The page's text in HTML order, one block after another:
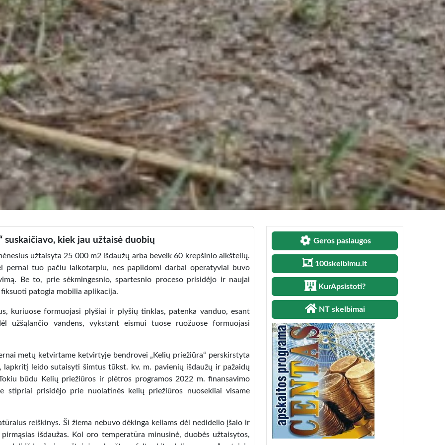
suskaičiavo, kiek jau užtaisė duobių
užtaisyta 25 000 m2 išdaužų arba beveik 60 krepšinio aikštelių.
pernai tuo pačiu laikotarpiu, nes papildomi darbai operatyviai buvo
Be to, prie sėkmingesnio, spartesnio proceso prisidėjo ir naujai
patogia mobilia aplikacija.
kuriuose formuojasi plyšiai ir plyšių tinklas, patenka vanduo, esant
užšąlančio vandens, vykstant eismui tuose ruožuose formuojasi
metų ketvirtame ketvirtyje bendrovei „Kelių priežiūra“ perskirstyta
leido sutaisyti šimtus tūkst. kv. m. pavienių išdaužų ir pažaidų
būdu Kelių priežiūros ir plėtros programos 2022 m. finansavimo
stipriai prisidėjo prie nuolatinės kelių priežiūros nuosekliai visame
reiškinys. Ši žiema nebuvo dėkinga keliams dėl nedidelio įšalo ir
išdaužas. Kol oro temperatūra minusinė, duobės užtaisytos,
Geros paslaugos
100skelbimu.lt
KurApsistoti?
NT skelbimai